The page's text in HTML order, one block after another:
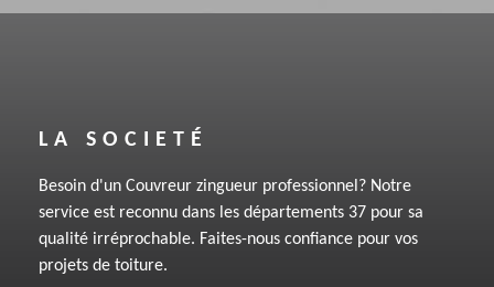
LA SOCIETÉ
Besoin d'un Couvreur zingueur professionnel? Notre
service est reconnu dans les départements 37 pour sa
qualité irréprochable. Faites-nous confiance pour vos
projets de toiture.